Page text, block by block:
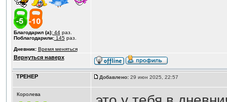
Благодарил (а):44раз.
Поблагодарили:145раз.
Дневник: Время меняться
Вернуться наверх
ТРЕНЕР Добавлено:29 июн 2025, 22:57
Королева